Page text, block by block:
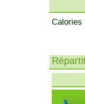
Calories